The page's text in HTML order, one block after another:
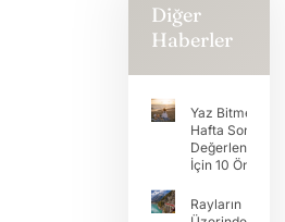
Diğer
Haberler
Yaz Bitmeden
Hafta Sonunu
İçin 10 Öneri
Rayların